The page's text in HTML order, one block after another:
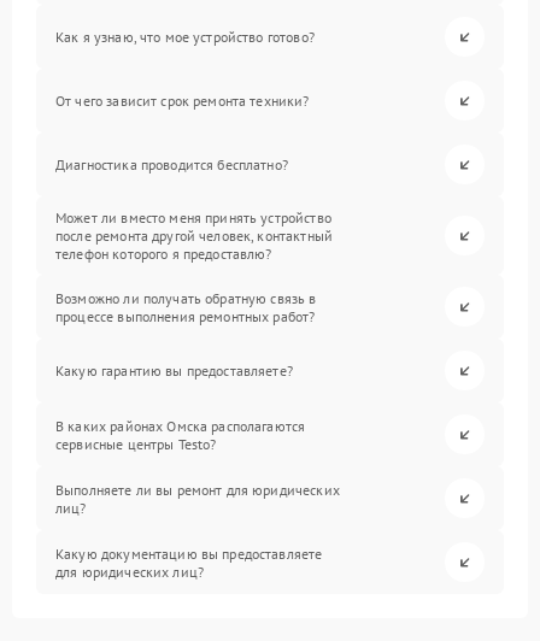
Как я узнаю, что мое устройство готово?
От чего зависит срок ремонта техники?
Диагностика проводится бесплатно?
Может ли вместо меня принять устройство
после ремонта другой человек, контактный
телефон которого я предоставлю?
Возможно ли получать обратную связь в
процессе выполнения ремонтных работ?
Какую гарантию вы предоставляете?
В каких районах Омска располагаются
сервисные центры Testo?
Выполняете ли вы ремонт для юридических
лиц?
Какую документацию вы предоставляете
для юридических лиц?